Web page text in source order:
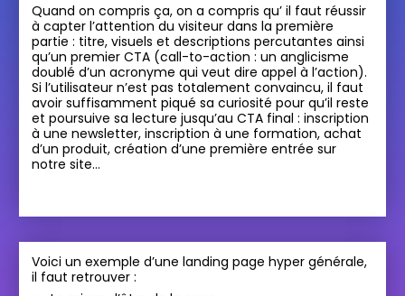
Quand on compris ça, on a compris qu’ il faut réussir
à capter l’attention du visiteur dans la première
partie : titre, visuels et descriptions percutantes ainsi
qu’un premier CTA (call-to-action : un anglicisme
doublé d’un acronyme qui veut dire appel à l’action).
Si l’utilisateur n’est pas totalement convaincu, il faut
avoir suffisamment piqué sa curiosité pour qu’il reste
et poursuive sa lecture jusqu’au CTA final : inscription
à une newsletter, inscription à une formation, achat
d’un produit, création d’une première entrée sur
notre site…
Voici un exemple d’une landing page hyper générale,
il faut retrouver :